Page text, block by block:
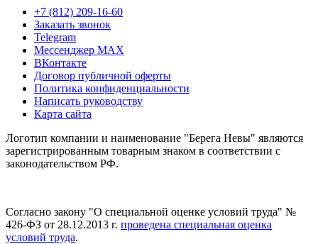
+7 (812) 209-16-60
Заказать звонок
Telegram
Мессенджер MAX
ВКонтакте
Договор публичной оферты
Политика конфиденциальности
Написать руководству
Карта сайта
Логотип компании и наименование "Берега Невы" являются
зарегистрированным товарным знаком в соответствии с
законодательством РФ.
Согласно закону "О специальной оценке условий труда" №
426-ФЗ от 28.12.2013 г. проведена специальная оценка
условий труда.